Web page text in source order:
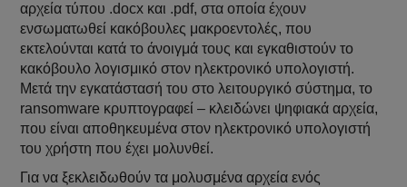
αρχεία τύπου .docx και .pdf, στα οποία έχουν
ενσωματωθεί κακόβουλες μακροεντολές, που
εκτελούνται κατά το άνοιγμά τους και εγκαθιστούν το
κακόβουλο λογισμικό στον ηλεκτρονικό υπολογιστή.
Μετά την εγκατάστασή του στο λειτουργικό σύστημα, το
ransomware κρυπτογραφεί – κλειδώνει ψηφιακά αρχεία,
που είναι αποθηκευμένα στον ηλεκτρονικό υπολογιστή
του χρήστη που έχει μολυνθεί.
Για να ξεκλειδωθούν τα μολυσμένα αρχεία ενός